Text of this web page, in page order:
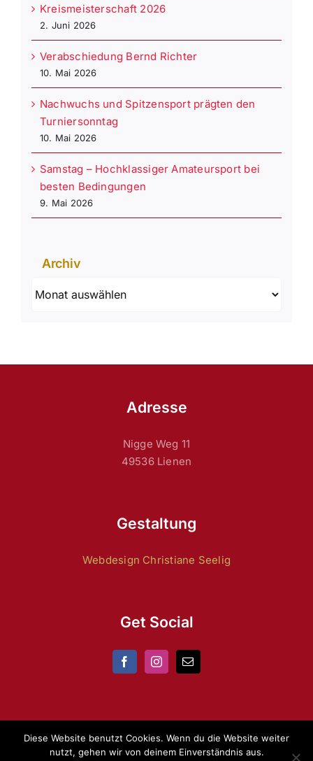
Kreismeisterschaft 2026
2. Juni 2026
Verabschiedung Bernd Richter
10. Mai 2026
Nachwuchs und Spitzensport prägten den
Turniersonntag
10. Mai 2026
Samstag – Hochklassiger Amateursport bei
besten Bedingungen
9. Mai 2026
Archiv
Adresse
Nigge Weg 11
49536 Lienen
Gestaltung
Webdesign Christiane Seelig
Get Social
Diese Website benutzt Cookies. Wenn du die Website weiter
nutzt, gehen wir von deinem Einverständnis aus.